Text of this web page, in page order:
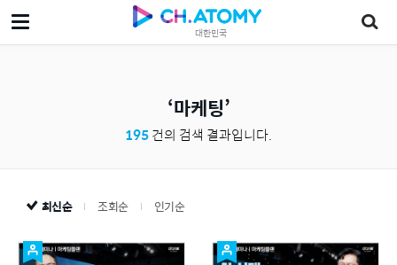
대한민국
마케팅
195건의 검색 결과입니다.
최신순 조회순 인기순